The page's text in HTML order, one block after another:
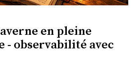
en pleine
- observabilité avec